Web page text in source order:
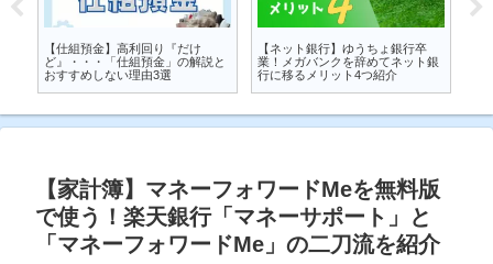
【仕組預金】高利回り『だけ
ど』・・・「仕組預金」の解説と
おすすめしない理由3選
【ネット銀行】ゆうちょ銀行卒
業！メガバンクを辞めてネット銀
行に移るメリット4つ紹介
【家計簿】マネーフォワードMeを無料版
で使う！楽天銀行「マネーサポート」と
「マネーフォワードMe」の二刀流を紹介